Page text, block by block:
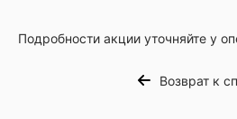
Подробности акции уточняйте у
Возврат к